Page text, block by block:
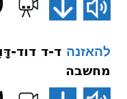
להאזנה ד-ד דוד-
מחשבה